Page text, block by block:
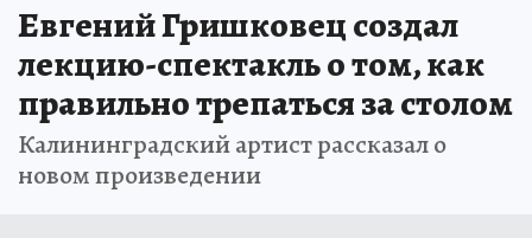
Евгений Гришковец создал
лекцию-спектакль о том, как
правильно трепаться за столом
Калининградский артист рассказал о
новом произведении